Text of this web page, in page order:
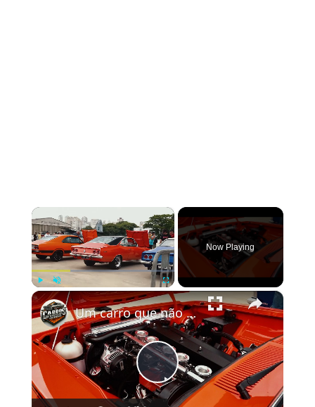
×
Play Unmute Fullscreen
Now Playing
×
Play
Um carro que não foi feito para agradar, mas para ser respeitado